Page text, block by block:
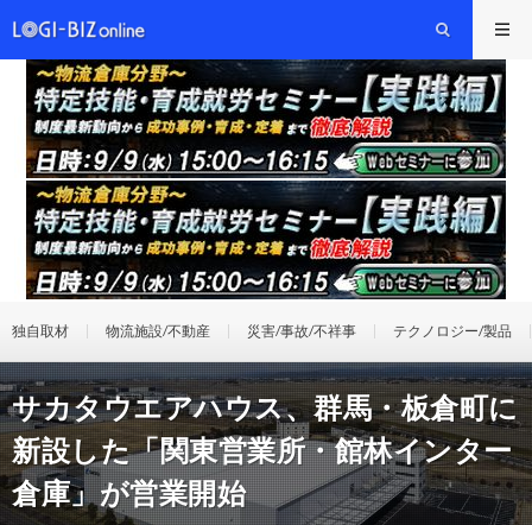
独自取材 物流施設/不動産 災害/事故/不祥事 テクノロジー/製品
サカタウエアハウス、群馬・板倉町に
新設した「関東営業所・館林インター
倉庫」が営業開始